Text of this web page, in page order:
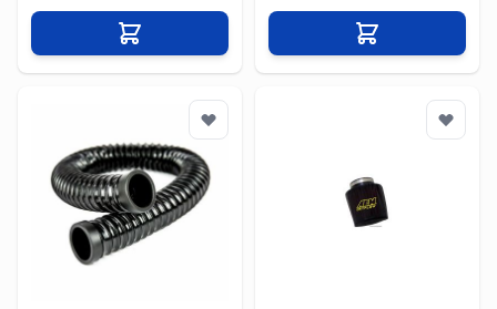
Přidat do košíku Přidat do košíku